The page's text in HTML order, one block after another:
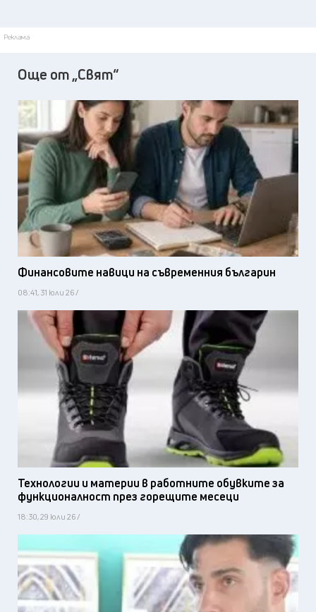
Реклама
Още от „Свят“
Финансовите навици на съвременния българин
08:41, 31 юли 26 /
Технологии и материи в работните обувките за
функционалност през горещите месеци
18:30, 29 юли 26 /